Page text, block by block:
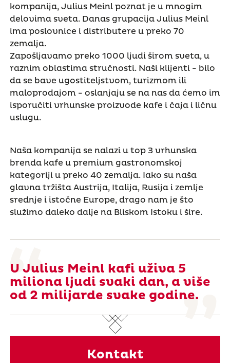
kompanija, Julius Meinl poznat je u mnogim
delovima sveta. Danas grupacija Julius Meinl
ima poslovnice i distributere u preko 70
zemalja.
Zapošljavamo preko 1000 ljudi širom sveta, u
raznim oblastima stručnosti. Naši klijenti - bilo
da se bave ugostiteljstvom, turizmom ili
maloprodajom - oslanjaju se na nas da ćemo im
isporučiti vrhunske proizvode kafe i čaja i ličnu
uslugu.
Naša kompanija se nalazi u top 3 vrhunska
brenda kafe u premium gastronomskoj
kategoriji u preko 40 zemalja. Iako su naša
glavna tržišta Austrija, Italija, Rusija i zemlje
srednje i istočne Europe, drago nam je što
služimo daleko dalje na Bliskom Istoku i šire.
U Julius Meinl kafi uživa 5
miliona ljudi svaki dan, a više
od 2 milijarde svake godine.
Kontakt